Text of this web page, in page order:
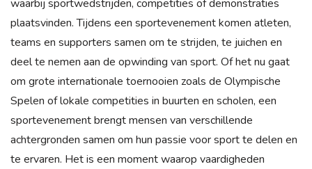
waarbij sportwedstrijden, competities of demonstraties
plaatsvinden. Tijdens een sportevenement komen atleten,
teams en supporters samen om te strijden, te juichen en
deel te nemen aan de opwinding van sport. Of het nu gaat
om grote internationale toernooien zoals de Olympische
Spelen of lokale competities in buurten en scholen, een
sportevenement brengt mensen van verschillende
achtergronden samen om hun passie voor sport te delen en
te ervaren. Het is een moment waarop vaardigheden